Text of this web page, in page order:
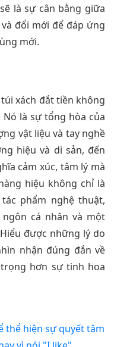
là sự cân bằng giữa
đổi mới để đáp ứng
mới.
xách đắt tiền không
là sự tổng hòa của
vật liệu và tay nghề
hiệu và di sản, đến
cảm xúc, tâm lý mà
hiệu không chỉ là
phẩm nghệ thuật,
cá nhân và một
được những lý do
nhận đúng đắn về
hơn sự tinh hoa
thể hiện sự quyết tâm